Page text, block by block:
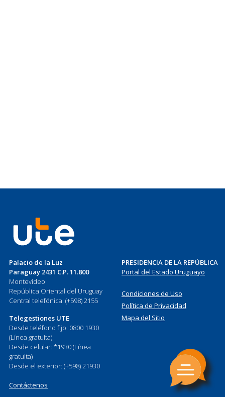
Palacio de la Luz
Paraguay 2431 C.P. 11.800
Montevideo
República Oriental del Uruguay
Central telefónica: (+598) 2155
Telegestiones UTE
Desde teléfono fijo: 0800 1930
(Línea gratuita)
Desde celular: *1930 (Línea
gratuita)
Desde el exterior: (+598) 21930
Contáctenos
PRESIDENCIA DE LA REPÚBLICA
Portal del Estado Uruguayo
Condiciones de Uso
Política de Privacidad
Mapa del Sitio